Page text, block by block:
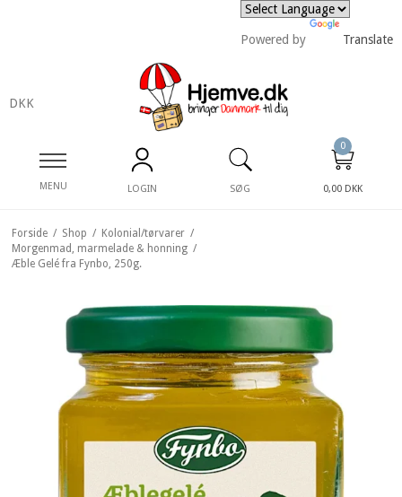
Powered by Translate
DKK
MENU LOGIN SØG
0
0,00 DKK
Forside / Shop / Kolonial/tørvarer /
Morgenmad, marmelade & honning /
Æble Gelé fra Fynbo, 250g.